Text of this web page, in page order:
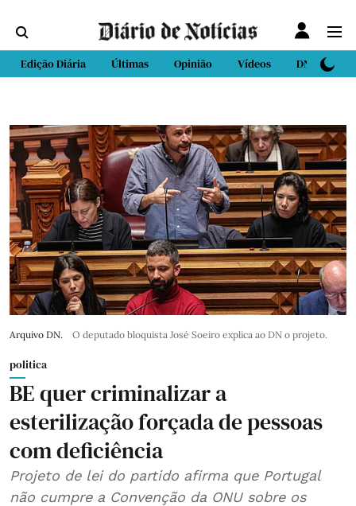
Edição Diária Últimas Opinião Vídeos DN Sport
Arquivo DN. O deputado bloquista José Soeiro explica ao DN o projeto.
politica
BE quer criminalizar a
esterilização forçada de pessoas
com deficiência
Projeto de lei do partido afirma que Portugal
não cumpre a Convenção da ONU sobre os